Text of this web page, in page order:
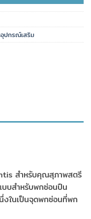
ปกรณ์เสริม
สำหรับคุณสุภาพสตรี
บสำหรับพกซ่อนปืน
งในเป็นจุดพกซ่อนที่พก